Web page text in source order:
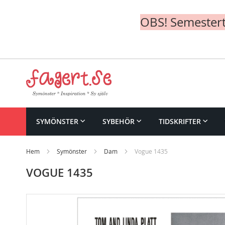
OBS!
Content
SYMÖNSTER SYBEHÖR TIDSKRIFTER
Hem Symönster Dam Vogue 1435
VOGUE 1435